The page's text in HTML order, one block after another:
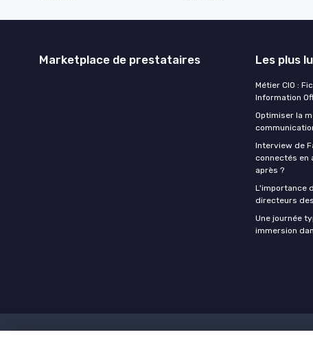
Marketplace de prestataires Les plus
Métier CIO :
Information
Optimiser la
Interview de
connectés en
après ?
L'importance
directeurs
Une journée
immersion